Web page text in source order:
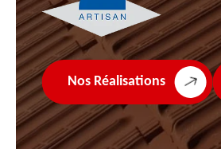
Nos Réalisations